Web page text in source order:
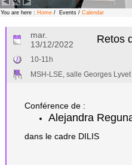
You are here : Home / Events / Calendar
mar.
13/12/2022
Retos
10-11h
MSH-LSE, salle Georges Lyvet
Conférence de :
Alejandra
dans le cadre DILIS